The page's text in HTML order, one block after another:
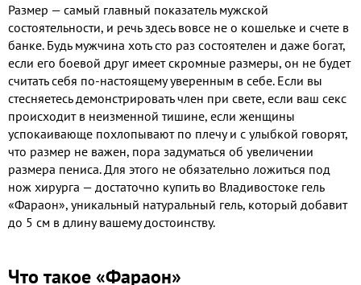
Размер — самый главный показатель мужской
состоятельности, и речь здесь вовсе не о кошельке и счете в
банке. Будь мужчина хоть сто раз состоятелен и даже богат,
если его боевой друг имеет скромные размеры, он не будет
считать себя по-настоящему уверенным в себе. Если вы
стесняетесь демонстрировать член при свете, если ваш секс
происходит в неизменной тишине, если женщины
успокаивающе похлопывают по плечу и с улыбкой говорят,
что размер не важен, пора задуматься об увеличении
размера пениса. Для этого не обязательно ложиться под
нож хирурга — достаточно купить во Владивостоке гель
«Фараон», уникальный натуральный гель, который добавит
до 5 см в длину вашему достоинству.
Что такое «Фараон»